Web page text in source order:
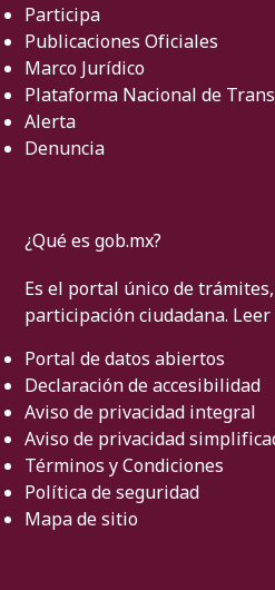
Participa
Publicaciones Oficiales
Marco Jurídico
Plataforma Nacional de
Alerta
Denuncia
¿Qué es gob.mx?
Es el portal único de
participación ciudadana. Leer
Portal de datos abiertos
Declaración de accesibilidad
Aviso de privacidad integral
Aviso de privacidad
Términos y Condiciones
Política de seguridad
Mapa de sitio